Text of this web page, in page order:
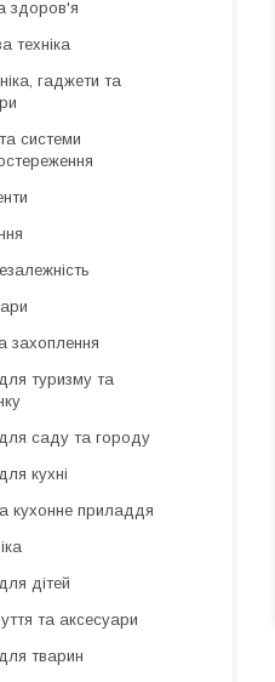
здоров'я
техніка
гаджети та
системи
захоплення
туризму та
саду та городу
кухні
кухонне приладдя
дітей
та аксесуари
тварин